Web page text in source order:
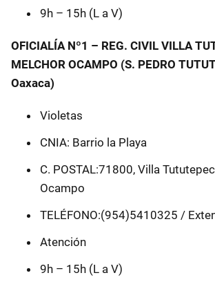
9h – 15h (L a V)
OFICIALÍA Nº1 – REG. CIVIL VILLA
MELCHOR OCAMPO (S. PEDRO
Oaxaca)
Violetas
CNIA: Barrio la Playa
C. POSTAL:71800, Villa
Ocampo
TELÉFONO:(954)5410325 /
Atención
9h – 15h (L a V)